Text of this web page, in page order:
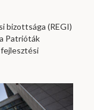
bizottsága (REGI)
Patrióták